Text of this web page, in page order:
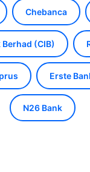
Chebanca
(CIB)
Erste
N26 Bank